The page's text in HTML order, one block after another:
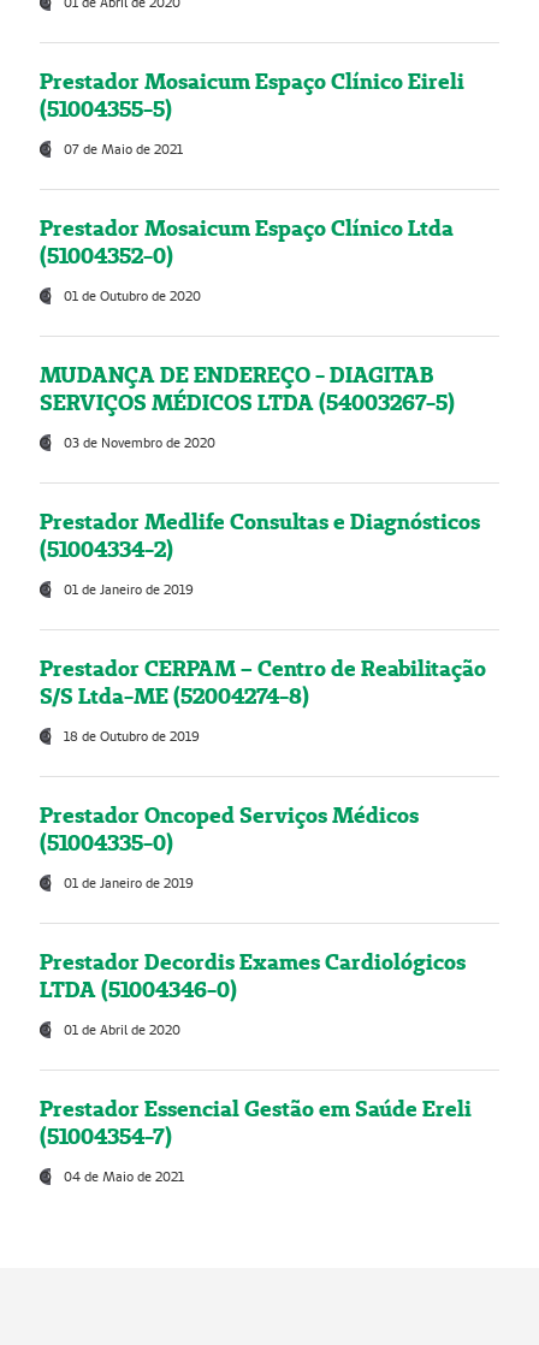
Prestador Mosaicum Espaço Clínico Eireli
(51004355-5)
07 de Maio de 2021
Prestador Mosaicum Espaço Clínico Ltda
(51004352-0)
01 de Outubro de 2020
MUDANÇA DE ENDEREÇO - DIAGITAB
SERVIÇOS MÉDICOS LTDA (54003267-5)
03 de Novembro de 2020
Prestador Medlife Consultas e Diagnósticos
(51004334-2)
01 de Janeiro de 2019
Prestador CERPAM – Centro de Reabilitação
S/S Ltda-ME (52004274-8)
18 de Outubro de 2019
Prestador Oncoped Serviços Médicos
(51004335-0)
01 de Janeiro de 2019
Prestador Decordis Exames Cardiológicos
LTDA (51004346-0)
01 de Abril de 2020
Prestador Essencial Gestão em Saúde Ereli
(51004354-7)
04 de Maio de 2021